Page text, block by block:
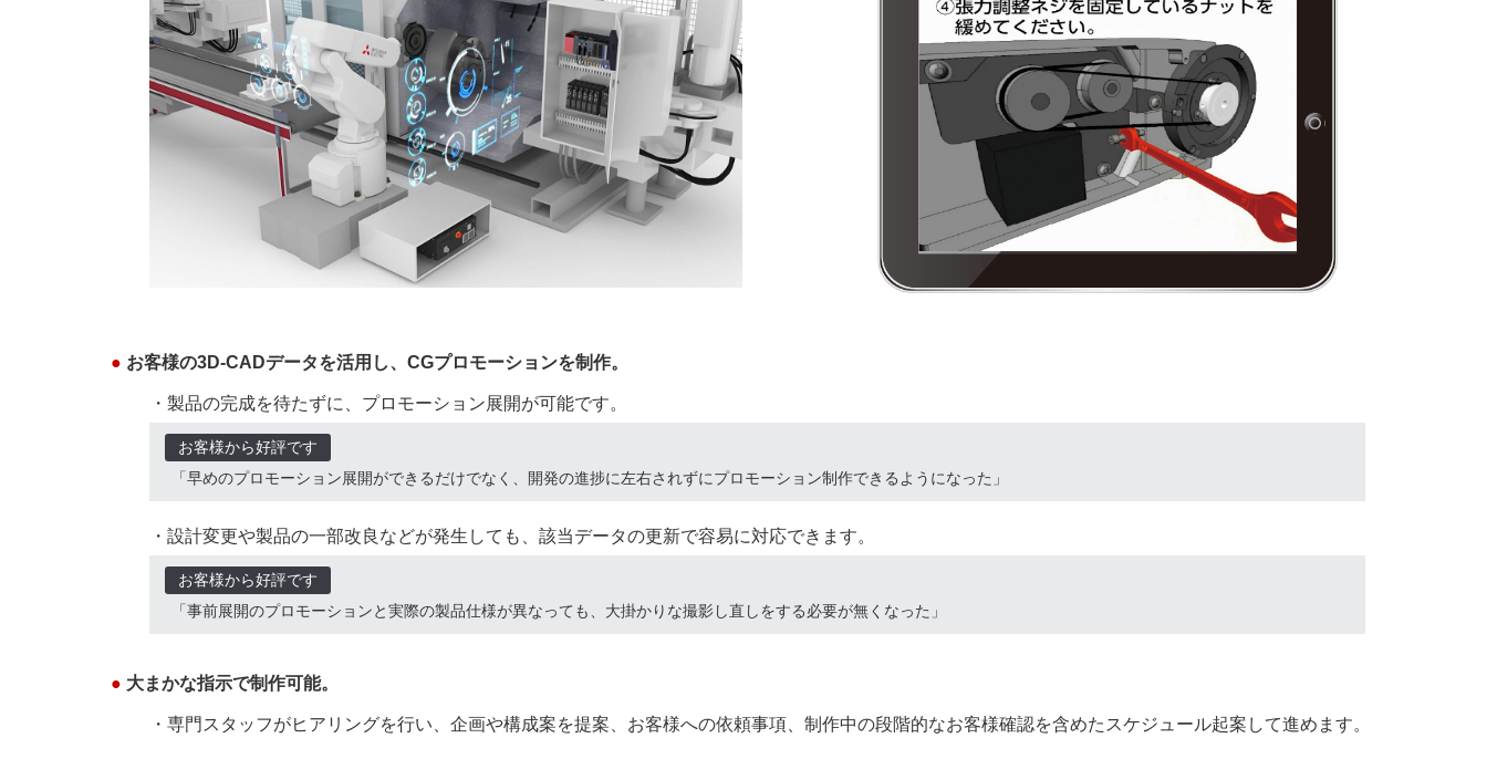
● お客様の3D-CADデータを活用し、CGプロモーションを制作。
・製品の完成を待たずに、プロモーション展開が可能です。
お客様から好評です
「早めのプロモーション展開ができるだけでなく、開発の進捗に左右されずにプロモーション制作できるようになった」
・設計変更や製品の一部改良などが発生しても、該当データの更新で容易に対応できます。
お客様から好評です
「事前展開のプロモーションと実際の製品仕様が異なっても、大掛かりな撮影し直しをする必要が無くなった」
● 大まかな指示で制作可能。
・専門スタッフがヒアリングを行い、企画や構成案を提案、お客様への依頼事項、制作中の段階的なお客様確認を含めたスケジュール起案して進めます。